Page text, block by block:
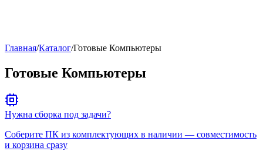
Главная/Каталог/Готовые Компьютеры
Готовые Компьютеры
Нужна сборка под задачи?
Соберите ПК из комплектующих в наличии — совместимость
и корзина сразу